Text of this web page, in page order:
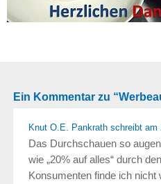
Ein Kommentar zu
Knut O.E. Pankrathschreibt am
Das Durchschauen so
wie „20% auf alles“ durch
Konsumenten finde ich nicht